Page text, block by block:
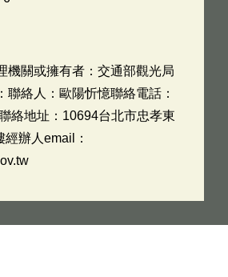
機關或擁有者：交通部觀光局
聯絡人：歐陽忻憶聯絡電話：
絡地址：10694台北市忠孝東
辦人email：